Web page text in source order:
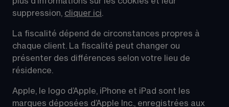
suppression, cliquer ici.
La fiscalité dépend de circonstances propres à
chaque client. La fiscalité peut changer ou
présenter des différences selon votre lieu de
résidence.
Apple, le logo d’Apple, iPhone et iPad sont les
marques déposées d’Apple Inc., enregistrées aux